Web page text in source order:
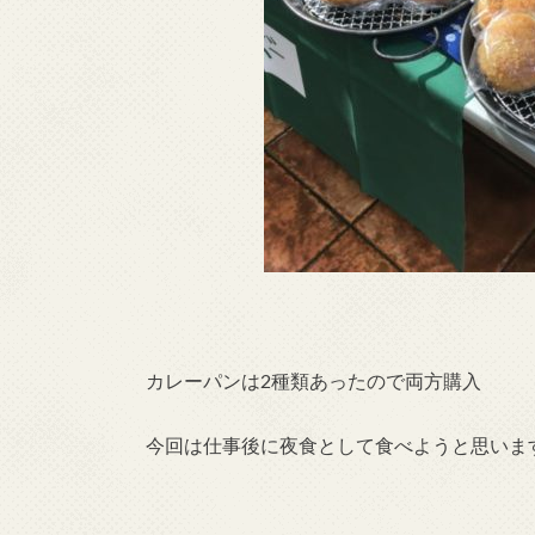
カレーパンは2種類あったので両方購入
今回は仕事後に夜食として食べようと思いま